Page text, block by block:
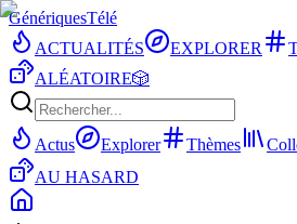
GénériquesTélé
ACTUALITÉS
EXPLORER
ALÉATOIRE🎲
Actus Explorer Thèmes
AU HASARD